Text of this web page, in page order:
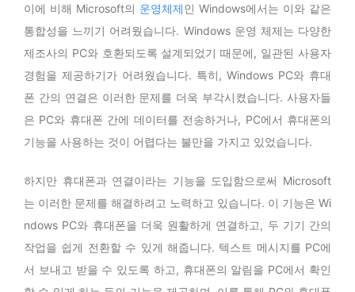
이에 비해 Microsoft의 운영체제인 Windows에서는 이와 같은
통합성을 느끼기 어려웠습니다. Windows 운영 체제는 다양한
제조사의 PC와 호환되도록 설계되었기 때문에, 일관된 사용자
경험을 제공하기가 어려웠습니다. 특히, Windows PC와 휴대
폰 간의 연결은 이러한 문제를 더욱 부각시켰습니다. 사용자들
은 PC와 휴대폰 간에 데이터를 전송하거나, PC에서 휴대폰의
기능을 사용하는 것이 어렵다는 불만을 가지고 있었습니다.
하지만 휴대폰과 연결이라는 기능을 도입함으로써 Microsoft
는 이러한 문제를 해결하려고 노력하고 있습니다. 이 기능은 Wi
ndows PC와 휴대폰을 더욱 원활하게 연결하고, 두 기기 간의
작업을 쉽게 전환할 수 있게 해줍니다. 텍스트 메시지를 PC에
서 보내고 받을 수 있도록 하고, 휴대폰의 알림을 PC에서 확인